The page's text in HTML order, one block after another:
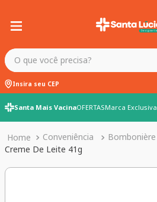
O que você precisa?
Insira seu CEP
Santa Mais VacinaOFERTASMarca Exclusiva
Conveniência Bombonière
Creme De Leite 41g